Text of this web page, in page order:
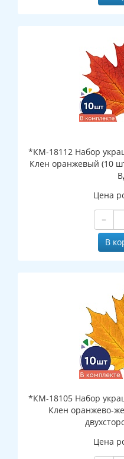
*КМ-18112 Набор
Клен оранжевый (10
Цена
−
В
*КМ-18105 Набор
Клен оранжево-
Цена